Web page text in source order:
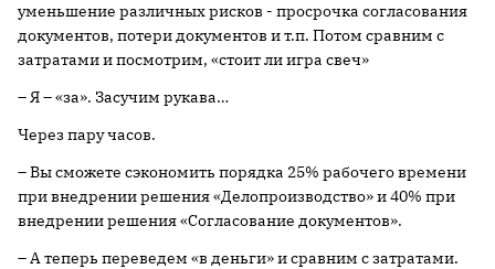
уменьшение различных рисков - просрочка согласования
документов, потери документов и т.п. Потом сравним с
затратами и посмотрим, «стоит ли игра свеч»
– Я – «за». Засучим рукава…
Через пару часов.
– Вы сможете сэкономить порядка 25% рабочего времени
при внедрении решения «Делопроизводство» и 40% при
внедрении решения «Согласование документов».
– А теперь переведем «в деньги» и сравним с затратами.